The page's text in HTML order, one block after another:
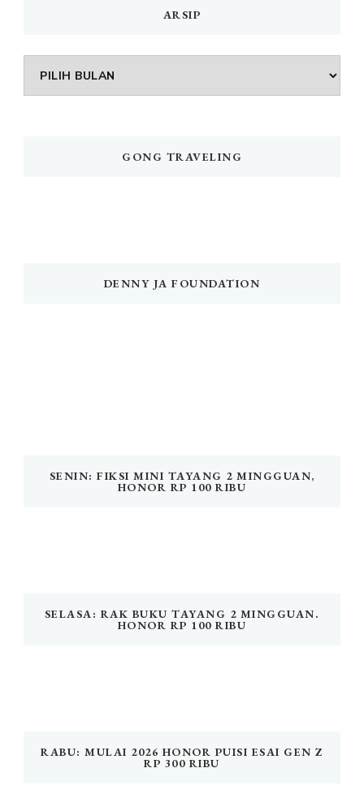
ARSIP
Arsip
GONG TRAVELING
DENNY JA FOUNDATION
SENIN: FIKSI MINI TAYANG 2 MINGGUAN,
HONOR RP 100 RIBU
SELASA: RAK BUKU TAYANG 2 MINGGUAN.
HONOR RP 100 RIBU
RABU: MULAI 2026 HONOR PUISI ESAI GEN Z
RP 300 RIBU